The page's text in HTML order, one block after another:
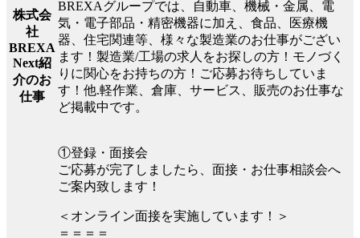
株式会
社
BREXA
Next紹
介のお
仕事
BREXAグループでは、自動車、機械・金属、電
気・電子部品・精密機器に加え、食品、医療機
器、住宅関連等、様々な製造業のお仕事がござい
ます！製造業/工場の求人をお探しの方！モノづく
りに関心をお持ちの方！ご応募お待ちしていま
す！他.軽作業、倉庫、サービス、販売のお仕事な
ど掲載中です。
①登録・面接会
ご応募が完了しましたら、面接・お仕事相談会へ
ご案内致します！
＜オンライン面接を実施しています！＞
＝＝＝＝